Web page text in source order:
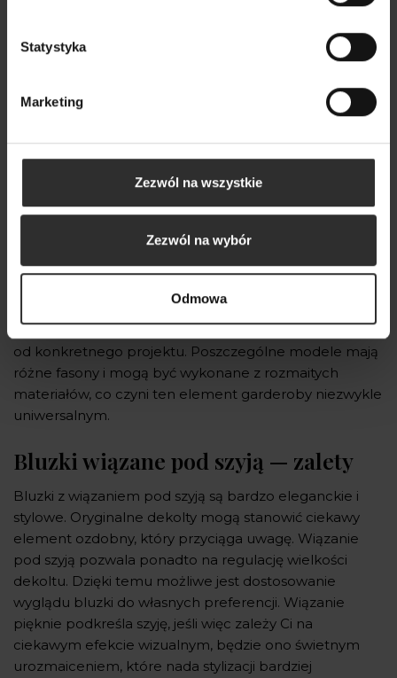
Statystyka
Marketing
Zezwól na wszystkie
Zezwól na wybór
Odmowa
Buenos Creme
Bluzki wiązane pod szyją wyposażone są w elegancki
ono umieszczone centralnie, z boku, a czasem nawet
tworzyć kokardę lub ozdobny węzeł. Wszystko zależy
od konkretnego projektu. Poszczególne modele mają
różne fasony i mogą być wykonane z rozmaitych
materiałów, co czyni ten element garderoby niezwykle
uniwersalnym.
Bluzki wiązane pod szyją — zalety
Bluzki z wiązaniem pod szyją są bardzo eleganckie i
stylowe. Oryginalne dekolty mogą stanowić ciekawy
element ozdobny, który przyciąga uwagę. Wiązanie
pod szyją pozwala ponadto na regulację wielkości
dekoltu. Dzięki temu możliwe jest dostosowanie
wyglądu bluzki do własnych preferencji. Wiązanie
pięknie podkreśla szyję, jeśli więc zależy Ci na
ciekawym efekcie wizualnym, będzie ono świetnym
urozmaiceniem, które nada stylizacji bardziej